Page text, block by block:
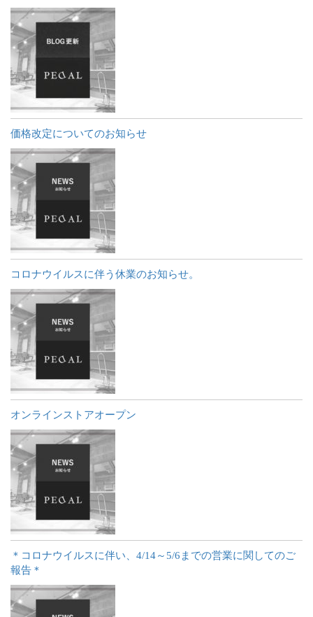
価格改定についてのお知らせ
コロナウイルスに伴う休業のお知らせ。
オンラインストアオープン
＊コロナウイルスに伴い、4/14～5/6までの営業に関してのご
報告＊